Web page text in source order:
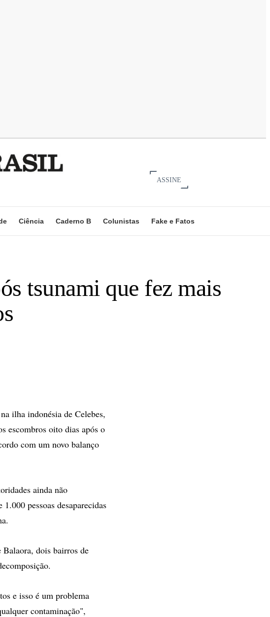
ASSINE
Ciência Caderno B Colunistas Fake e Fatos
tsunami que fez mais
ilha indonésia de Celebes,
escombros oito dias após o
com um novo balanço
ainda não
pessoas desaparecidas
Balaora, dois bairros de
e isso é um problema
contaminação",